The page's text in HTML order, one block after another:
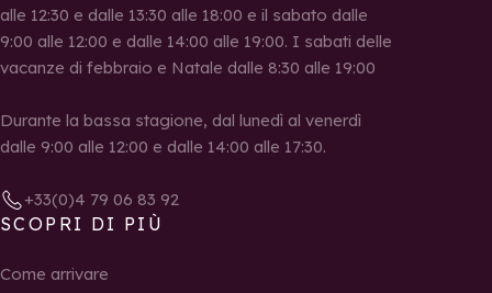
alle 12:30 e dalle 13:30 alle 18:00 e il sabato dalle
9:00 alle 12:00 e dalle 14:00 alle 19:00. I sabati delle
vacanze di febbraio e Natale dalle 8:30 alle 19:00
Durante la bassa stagione, dal lunedì al venerdì
dalle 9:00 alle 12:00 e dalle 14:00 alle 17:30.
+33(0)4 79 06 83 92
SCOPRI DI PIÙ
Come arrivare